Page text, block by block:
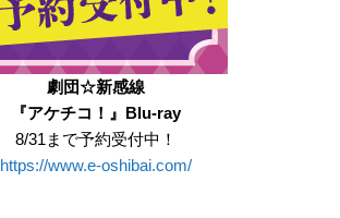
劇団☆新感線
『アケチコ！』Blu-ray
8/31まで予約受付中！
https://www.e-oshibai.com/